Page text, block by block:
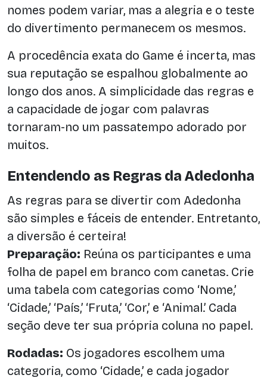
nomes podem variar, mas a alegria e o teste
do divertimento permanecem os mesmos.
A procedência exata do Game é incerta, mas
sua reputação se espalhou globalmente ao
longo dos anos. A simplicidade das regras e
a capacidade de jogar com palavras
tornaram-no um passatempo adorado por
muitos.
Entendendo as Regras da Adedonha
As regras para se divertir com Adedonha
são simples e fáceis de entender. Entretanto,
a diversão é certeira!
Preparação: Reúna os participantes e uma
folha de papel em branco com canetas. Crie
uma tabela com categorias como ‘Nome,’
‘Cidade,’ ‘País,’ ‘Fruta,’ ‘Cor,’ e ‘Animal.’ Cada
seção deve ter sua própria coluna no papel.
Rodadas: Os jogadores escolhem uma
categoria, como ‘Cidade,’ e cada jogador